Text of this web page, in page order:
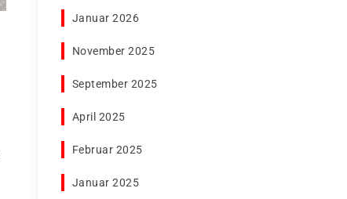
Januar 2026
November 2025
September 2025
April 2025
Februar 2025
Januar 2025